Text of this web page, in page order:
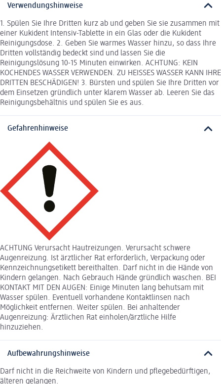
Verwendungshinweise
1. Spülen Sie Ihre Dritten kurz ab und geben Sie sie zusammen mit
einer Kukident Intensiv-Tablette in ein Glas oder die Kukident
Reinigungsdose. 2. Geben Sie warmes Wasser hinzu, so dass Ihre
Dritten vollständig bedeckt sind und lassen Sie die
Reinigungslösung 10-15 Minuten einwirken. ACHTUNG: KEIN
KOCHENDES WASSER VERWENDEN. ZU HEISSES WASSER KANN IHRE
DRITTEN BESCHÄDIGEN! 3. Bürsten und spülen Sie Ihre Dritten vor
dem Einsetzen gründlich unter klarem Wasser ab. Leeren Sie das
Reinigungsbehältnis und spülen Sie es aus.
Gefahrenhinweise
ACHTUNG Verursacht Hautreizungen. Verursacht schwere
Augenreizung. Ist ärztlicher Rat erforderlich, Verpackung oder
Kennzeichnungsetikett bereithalten. Darf nicht in die Hände von
Kindern gelangen. Nach Gebrauch Hände gründlich waschen. BEI
KONTAKT MIT DEN AUGEN: Einige Minuten lang behutsam mit
Wasser spülen. Eventuell vorhandene Kontaktlinsen nach
Möglichkeit entfernen. Weiter spülen. Bei anhaltender
Augenreizung: Ärztlichen Rat einholen/ärztliche Hilfe
hinzuziehen.
Aufbewahrungshinweise
Darf nicht in die Reichweite von Kindern und pflegebedürftigen,
älteren gelangen.